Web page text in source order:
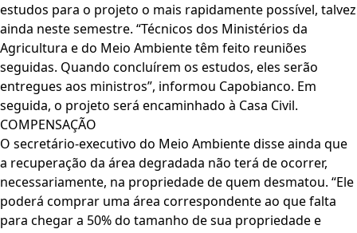
estudos para o projeto o mais rapidamente possível, talvez
ainda neste semestre. “Técnicos dos Ministérios da
Agricultura e do Meio Ambiente têm feito reuniões
seguidas. Quando concluírem os estudos, eles serão
entregues aos ministros”, informou Capobianco. Em
seguida, o projeto será encaminhado à Casa Civil.
COMPENSAÇÃO
O secretário-executivo do Meio Ambiente disse ainda que
a recuperação da área degradada não terá de ocorrer,
necessariamente, na propriedade de quem desmatou. “Ele
poderá comprar uma área correspondente ao que falta
para chegar a 50% do tamanho de sua propriedade e